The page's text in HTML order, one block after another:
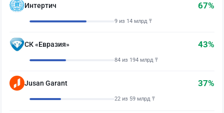
Интертич 67%
9 из 14 млрд ₸
СК «Евразия» 43%
84 из 194 млрд ₸
Jusan Garant 37%
22 из 59 млрд ₸